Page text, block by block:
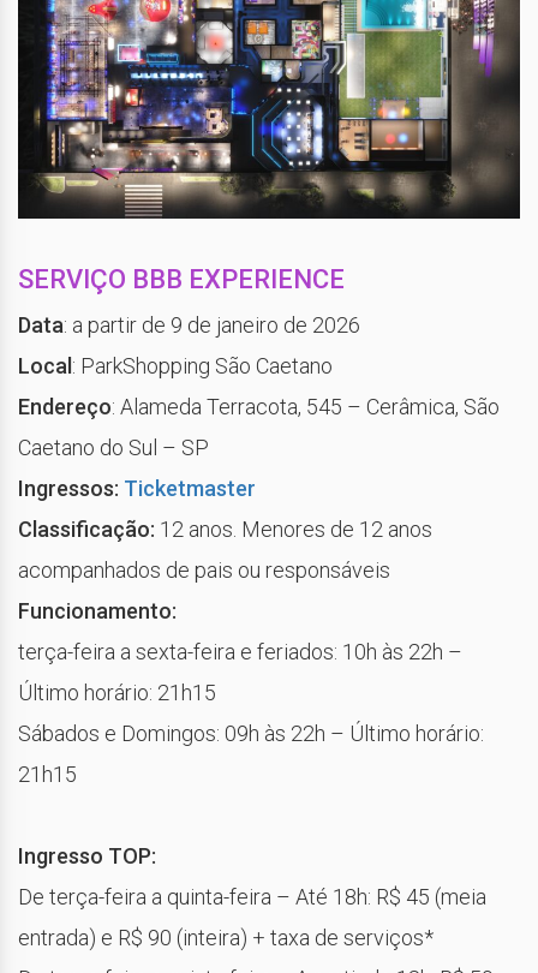
SERVIÇO BBB EXPERIENCE
Data: a partir de 9 de janeiro de 2026
Local : ParkShopping São Caetano
Endereço: Alameda Terracota, 545 – Cerâmica, São
Caetano do Sul – SP
Ingressos: Ticketmaster
Classificação: 12 anos. Menores de 12 anos
acompanhados de pais ou responsáveis
Funcionamento:
terça-feira a sexta-feira e feriados: 10h às 22h –
Último horário: 21h15
Sábados e Domingos: 09h às 22h – Último horário:
21h15
Ingresso TOP:
De terça-feira a quinta-feira – Até 18h: R$ 45 (meia
entrada) e R$ 90 (inteira) + taxa de serviços*